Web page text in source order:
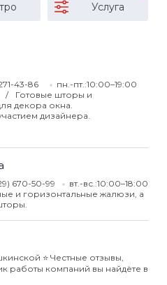
Услуга
43-86
пн.-пт.:10:00–19:00
Готовые шторы и
декора окна.
дизайнера.
670-50-99
вт.-вс.:10:00–18:00
и горизонтальные жалюзи, а
⭐️ Честные отзывы,
работы компаний вы найдёте в